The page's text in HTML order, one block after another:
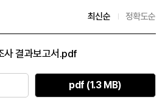
최신순 정확도순
사 결과보고서.pdf
pdf (1.3 MB)